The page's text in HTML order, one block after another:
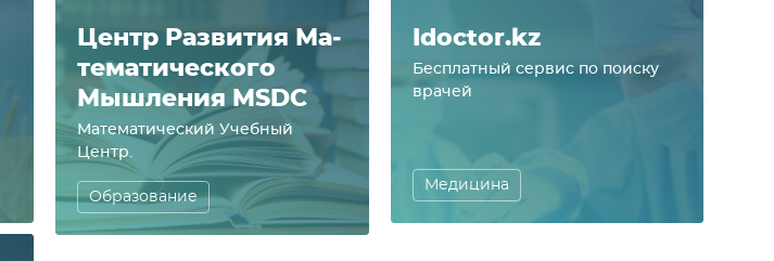
Центр Раз­ви­тия Ма­
тема­тичес­ко­го
Мыш­ле­ния MSDC
Математический Учебный
Центр.
Образование
Idoctor.kz
Бесплатный сервис по поиску
врачей
Медицина